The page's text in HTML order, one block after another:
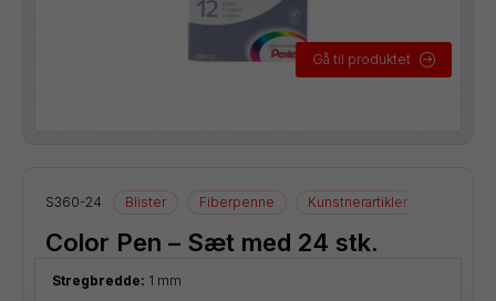
Gå til produktet
S360-24 Blister Fiberpenne Kunstnerartikler
Color Pen – Sæt med 24 stk.
Stregbredde: 1 mm